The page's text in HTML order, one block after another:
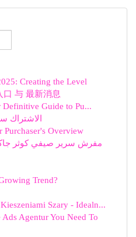
Creating the Level
口 与 最新消息
Guide to Pu...
الاشتراك
Purchaser's Overview
Trend?
Szary - Idealn...
Agentur You Need To